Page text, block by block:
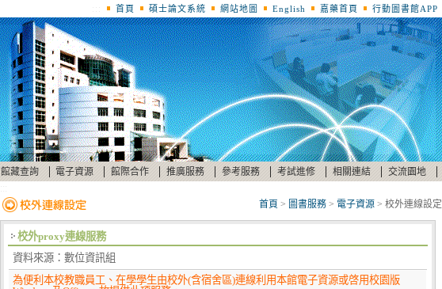
首頁 碩士論文系統 網站地圖 English 嘉藥首頁 行動圖書館APP
館藏查詢 | 電子資源 | 館際合作 | 推廣服務 | 參考服務 | 考試進修 | 相關連結 | 交流園地 |
首頁 > 圖書服務 > 電子資源 > 校外連線設定
資料來源：數位資訊組
校外proxy連線服務
為便利本校教職員工、在學學生由校外(含宿舍區)連線利用本館電子資源或啓用校園版